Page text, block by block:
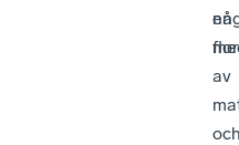
en
av